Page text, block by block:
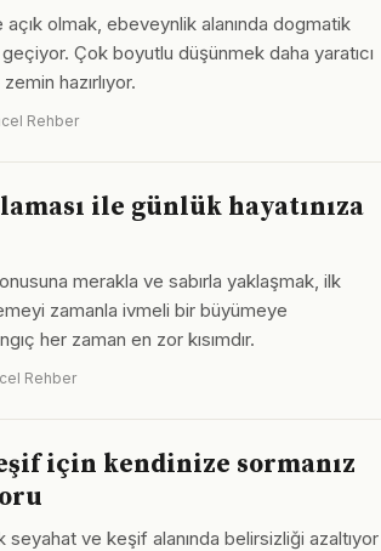
olmak, ebeveynlik alanında dogmatik
geçiyor. Çok boyutlu düşünmek daha yaratıcı
hazırlıyor.
Rehber
ile günlük hayatınıza
merakla ve sabırla yaklaşmak, ilk
zamanla ivmeli bir büyümeye
her zaman en zor kısımdır.
Rehber
için kendinize sormanız
seyahat ve keşif alanında belirsizliği azaltıyor